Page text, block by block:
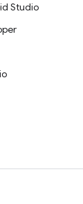
Studio